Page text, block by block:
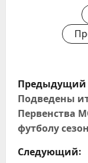
Н
а
в
и
Предыдущий
Подведены
Первенства
футболу
Следующий: